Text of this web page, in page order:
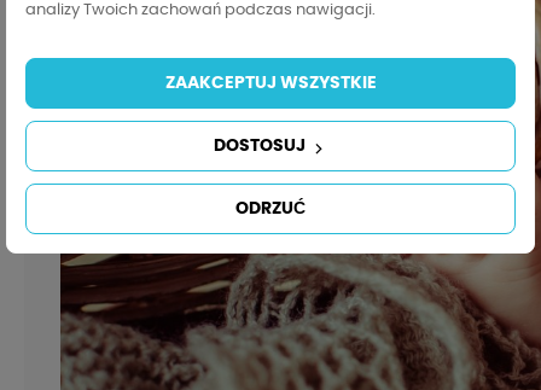
analizy Twoich zachowań podczas nawigacji.
ODRZUĆ
DOSTOSUJ
ZAAKCEPTUJ WSZYSTKIE